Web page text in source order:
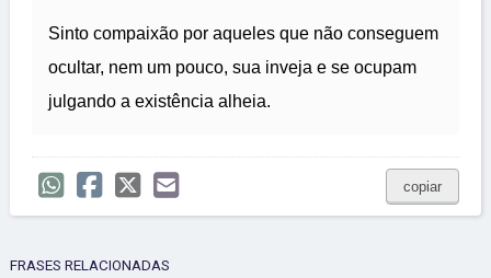
Sinto compaixão por aqueles que não conseguem
ocultar, nem um pouco, sua inveja e se ocupam
julgando a existência alheia.
copiar
FRASES RELACIONADAS